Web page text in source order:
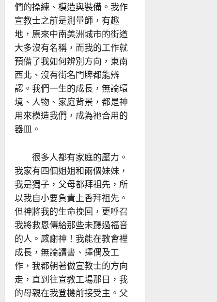
們的操練、模造與裝備。我作
宣教士之前是測量師，有趣
地，原來中南美洲城市的街道
大多沒有名稱，而我的工作就
預備了我如何辨別方向，東南
西北、沒有街名門牌都能辨
認。我們一生的成長，無論環
境、人物、家庭背景，都是神
用來模造我們，成為祂合用的
器皿。
很多人都有家庭的壓力。
我家有四個姐姐和兩個妹妹，
我是獨子，父母都拜祖先，所
以我自小要負責上香拜祖先。
但神將我的生命挽回，更呼召
我將救恩傳給那些未聽過福音
的人。感謝神！我能在教會裡
成長，無論讀書、擇偶及工
作，我都朝著做宣教士的方向
走，直到往宣教工場那日，我
的母親在我登機前接受主。父